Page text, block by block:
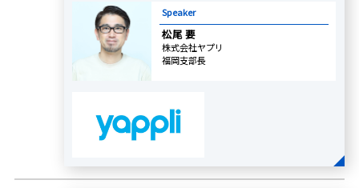
Speaker
松尾 要
株式会社ヤプリ
福岡支部長